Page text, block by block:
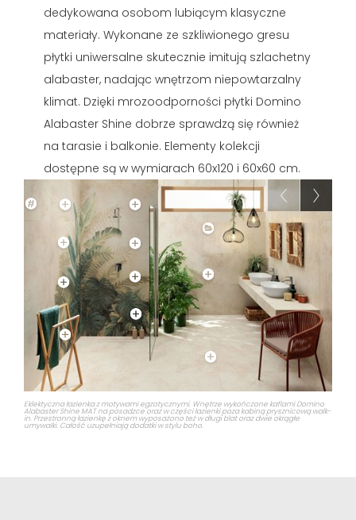
dedykowana osobom lubiącym klasyczne
materiały. Wykonane ze szkliwionego gresu
płytki uniwersalne skutecznie imitują szlachetny
alabaster, nadając wnętrzom niepowtarzalny
klimat. Dzięki mrozoodporności płytki Domino
Alabaster Shine dobrze sprawdzą się również
na tarasie i balkonie. Elementy kolekcji
dostępne są w wymiarach 60x120 i 60x60 cm.
Eklektyczna łazienka z motywami egzotycznymi. Wnętrze wykończone kaflami Domino
Alabaster Shine MAT na posadzce oraz w części łazienki poza kabiną prysznicową walk-
in. Przestronną łazienkę z oknem wyposażono też w długi blat oraz dwie okrągłe
umywalki. Całość uzupełniają dodatki w stylu boho.